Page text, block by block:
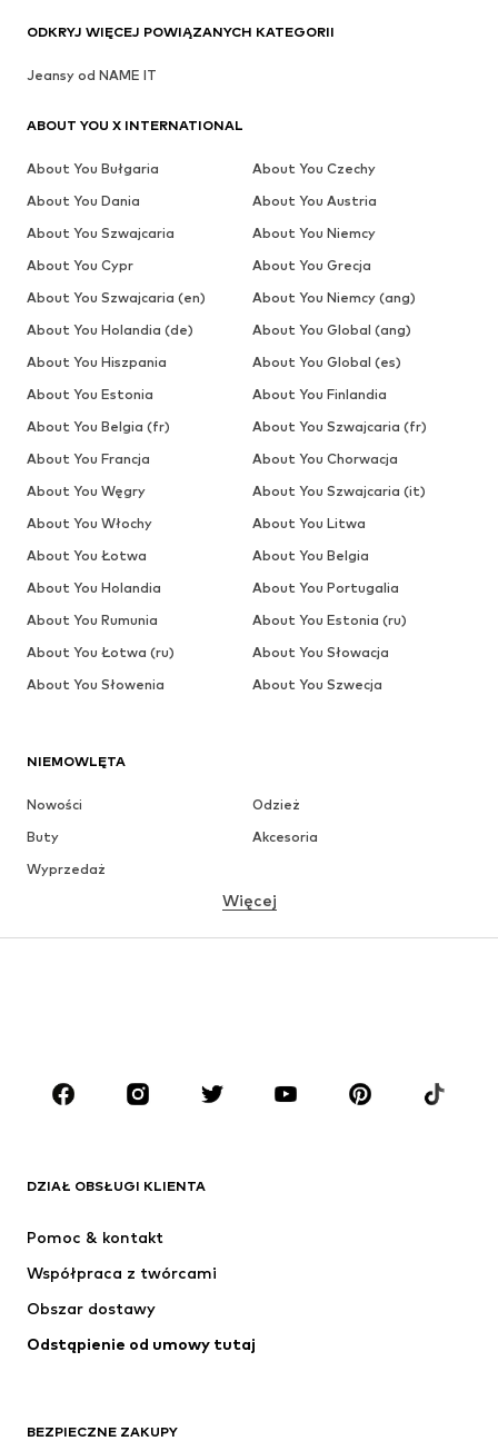
NIEMOWLĘTA
Nowości
Odzież
Buty
Akcesoria
Wyprzedaż
MARKI
Next
NAME IT
Więcej
DZIAŁ OBSŁUGI KLIENTA
Pomoc & kontakt
Współpraca z twórcami
Obszar dostawy
Odstąpienie od umowy tutaj
BEZPIECZNE ZAKUPY
ODKRYJ WIĘCEJ POWIĄZANYCH KATEGORII
Jeansy od NAME IT
ABOUT YOU X INTERNATIONAL
About You Bułgaria
About You Czechy
About You Dania
About You Austria
About You Szwajcaria
About You Niemcy
About You Cypr
About You Grecja
About You Szwajcaria (en)
About You Niemcy (ang)
About You Holandia (de)
About You Global (ang)
About You Hiszpania
About You Global (es)
About You Estonia
About You Finlandia
About You Belgia (fr)
About You Szwajcaria (fr)
About You Francja
About You Chorwacja
About You Węgry
About You Szwajcaria (it)
About You Włochy
About You Litwa
About You Łotwa
About You Belgia
About You Holandia
About You Portugalia
About You Rumunia
About You Estonia (ru)
About You Łotwa (ru)
About You Słowacja
About You Słowenia
About You Szwecja